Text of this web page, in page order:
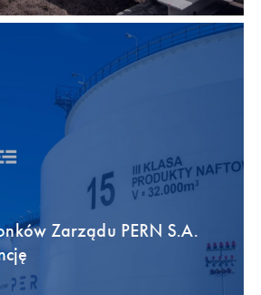
Zarządu PERN S.A.